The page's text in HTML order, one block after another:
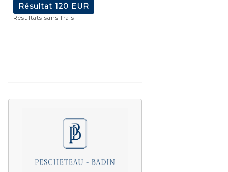
Résultat 120 EUR
Résultats sans frais